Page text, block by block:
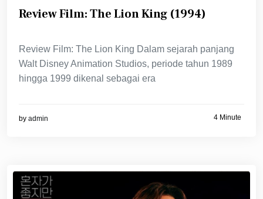
Review Film: The Lion King (1994)
Review Film: The Lion King Dalam sejarah panjang
Walt Disney Animation Studios, periode tahun 1989
hingga 1999 dikenal sebagai era
by admin 4 Minute